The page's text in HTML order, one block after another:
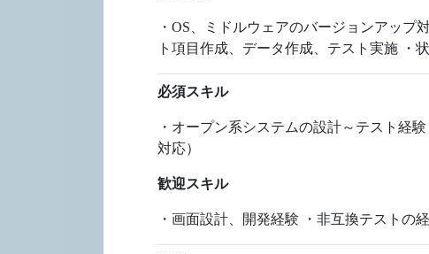
・OS、ミドルウェアのバージョンアッ
ト項目作成、データ作成、テスト実施 ・
必須スキル
・オープン系システムの設計～テスト経
対応）
歓迎スキル
・画面設計、開発経験 ・非互換テストの